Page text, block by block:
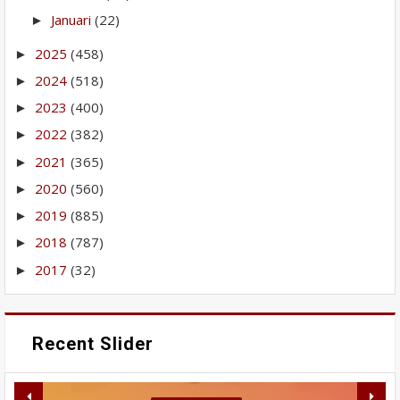
► Januari (22)
► 2025 (458)
► 2024 (518)
► 2023 (400)
► 2022 (382)
► 2021 (365)
► 2020 (560)
► 2019 (885)
► 2018 (787)
► 2017 (32)
Recent Slider